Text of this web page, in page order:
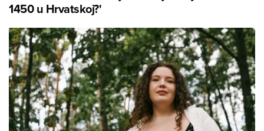
1450 u Hrvatskoj?'